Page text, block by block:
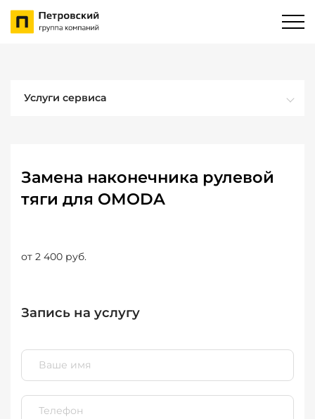
Услуги сервиса
Замена наконечника рулевой
тяги для OMODA
от 2 400 руб.
Запись на услугу